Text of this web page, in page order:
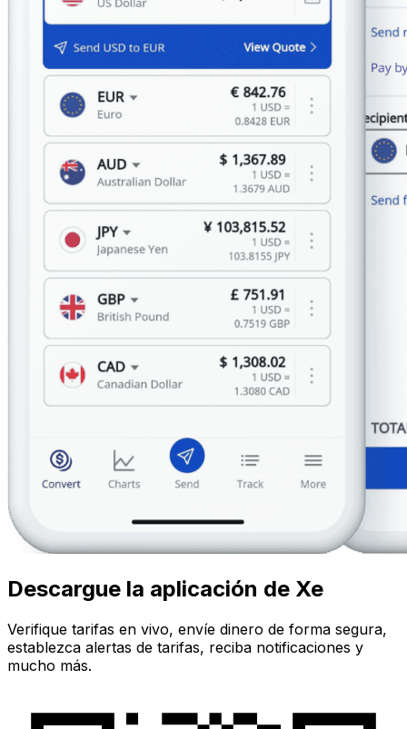
Descargue la aplicación de Xe
Verifique tarifas en vivo, envíe dinero de forma segura,
establezca alertas de tarifas, reciba notificaciones y
mucho más.